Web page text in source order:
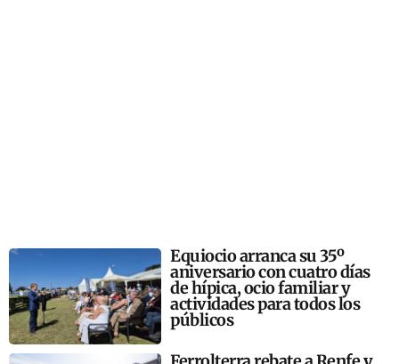
Equiocio arranca su 35º
aniversario con cuatro días
de hípica, ocio familiar y
actividades para todos los
públicos